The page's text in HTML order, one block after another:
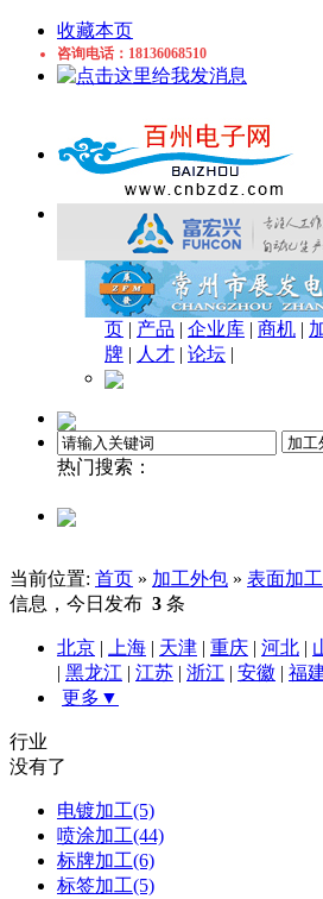
收藏本页
咨询电话：18136068510
页 | 产品 | 企业库 | 商机 |
牌 | 人才 | 论坛 |
热门搜索：
当前位置: 首页 » 加工外包 » 表面加工
信息，今日发布 3 条
北京 上海 天津 重庆 河北
黑龙江 江苏 浙江 安徽 福
更多▼
行业
没有了
电镀加工(5)
喷涂加工(44)
标牌加工(6)
标签加工(5)